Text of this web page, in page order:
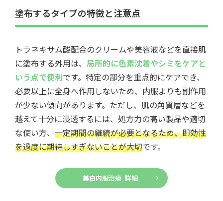
塗布するタイプの特徴と注意点
トラネキサム酸配合のクリームや美容液などを直接肌
に塗布する外用は、 局所的に色素沈着やシミをケアと
いう点で便利です。特定の部分を重点的にケアでき、
必要以上に全身へ作用しないため、内服よりも副作用
が少ない傾向があります。ただし、肌の角質層などを
越えて十分に浸透するには、処方力の高い製品や適切
な使い方、 一定期間の継続が必要となるため、即効性
を過度に期待しすぎないことが大切です。
美白内服治療 詳細